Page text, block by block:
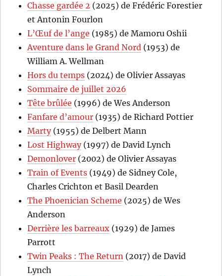
Chasse gardée 2 (2025) de Frédéric Forestier
et Antonin Fourlon
L’Œuf de l’ange (1985) de Mamoru Oshii
Aventure dans le Grand Nord (1953) de
William A. Wellman
Hors du temps (2024) de Olivier Assayas
Sommaire de juillet 2026
Tête brûlée (1996) de Wes Anderson
Fanfare d’amour (1935) de Richard Pottier
Marty(1955) de Delbert Mann
Lost Highway(1997) de David Lynch
Demonlover (2002) de Olivier Assayas
Train of Events (1949) de Sidney Cole,
Charles Crichton et Basil Dearden
The Phoenician Scheme (2025) de Wes
Anderson
Derrière les barreaux (1929) de James
Parrott
Twin Peaks : The Return (2017) de David
Lynch